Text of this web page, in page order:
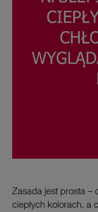
Zasada jest prosta –
ciepłych kolorach, a